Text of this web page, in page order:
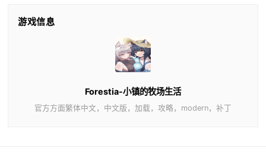
游戏信息
Forestia-小镇的牧场生活
官方方面繁体中文，中文版，加载，攻略，modern，补丁